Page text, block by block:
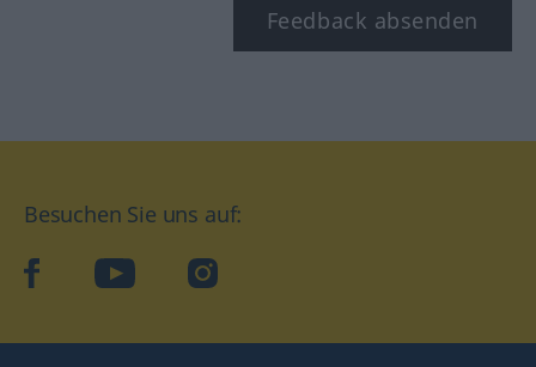
Feedback absenden
Besuchen Sie uns auf:
facebookYouTube Instagram